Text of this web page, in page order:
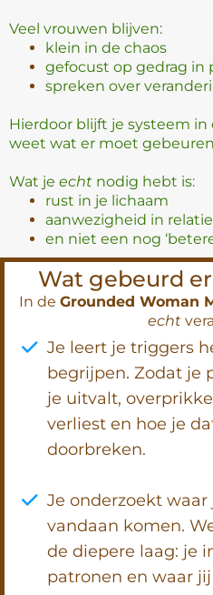
Veel vrouwen blijven:
klein in de chaos
gefocust op gedrag in
spreken over
Hierdoor blijft je systeem in
weet wat er moet
Wat je echt nodig hebt is:
rust in je lichaam
aanwezigheid in relatie
en niet een nog
Wat gebeurd
In de Grounded Woman
echt
Je leert je triggers
begrijpen. Zodat je
je uitvalt,
verliest en hoe je
doorbreken.
Je onderzoekt
vandaan komen.
de diepere laag: je
patronen en waar